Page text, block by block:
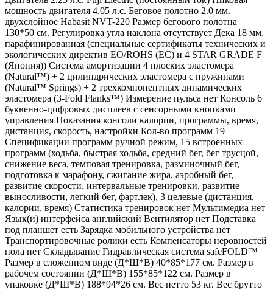
мощность двигателя 4.05 л.с. Беговое полотно 2.0 мм.
двухслойное Habasit NVT-220 Размер бегового полотна
130*50 см. Регулировка угла наклона отсутствует Дека 18 мм.
парафинированная (специальные сертификаты технических и
экологических директив EO/ROHS (ЕС) и 4 STAR GRADE F
(Япония)) Система амортизации 4 плоских эластомера
(Natural™) + 2 цилиндрических эластомера с пружинами
(Natural™ Springs) + 2 трехкомпонентных динамических
эластомера (3-Fold Flanks™) Измерение пульса нет Консоль 6
буквенно-цифровых дисплеев с сенсорными кнопками
управления Показания консоли калории, программы, время,
дистанция, скорость, настройки Кол-во программ 19
Спецификации программ ручной режим, 15 встроенных
программ (ходьба, быстрая ходьба, средний бег, бег трусцой,
снижение веса, темповая тренировка, разминочный бег,
подготовка к марафону, сжигание жира, аэробный бег,
развитие скорости, интервальные тренировки, развитие
выносливости, легкий бег, фартлек), 3 целевые (дистанция,
калории, время) Статистика тренировок нет Мультимедиа нет
Язык(и) интерфейса английский Вентилятор нет Подставка
под планшет есть Зарядка мобильного устройства нет
Транспортировочные ролики есть Компенсаторы неровностей
пола нет Складывание Гидравлическая система safeFOLD™
Размер в сложенном виде (Д*Ш*В) 40*85*177 см. Размер в
рабочем состоянии (Д*Ш*В) 155*85*122 см. Размер в
упаковке (Д*Ш*В) 188*94*26 см. Вес нетто 53 кг. Вес брутто